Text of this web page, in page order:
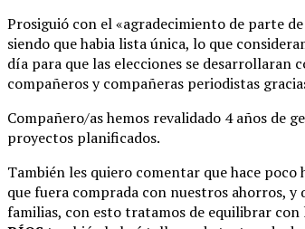
Prosiguió con el «agradecimiento de parte
siendo que habia lista única, lo que
día para que las elecciones se
compañeros y compañeras periodistas
Compañero/as hemos revalidado 4 años de
proyectos planificados.
También les quiero comentar que hace
que fuera comprada con nuestros ahorros, y
familias, con esto tratamos de equilibrar con